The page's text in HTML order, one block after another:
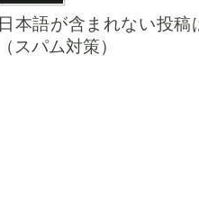
日本語が含まれない投
（スパム対策）